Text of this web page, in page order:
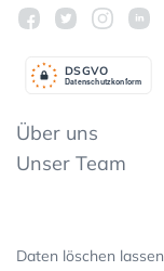
Datenschutzkonform
DSGVO
Über uns
Unser Team
Daten löschen lassen